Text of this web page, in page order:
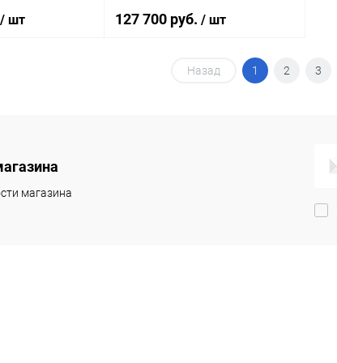
/ шт 127 700 руб. / шт
Назад 1 2 3
магазина